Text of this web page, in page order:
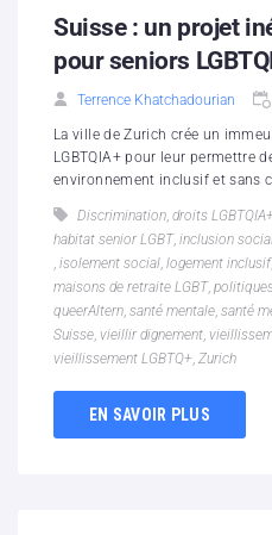
Suisse : un projet
pour seniors
Terrence Khatchadourian
La ville de Zurich crée un
LGBTQIA+ pour leur permettre
environnement inclusif et sans
Discrimination, droits LGBTQIA+
habitat senior LGBT, inclusion
, isolement social, logement inclusif,
maisons de retraite LGBT,
queerAltern, santé mentale, santé
Suisse, vieillir dignement,
vieillissement LGBTQ+, Zurich
EN SAVOIR PLUS